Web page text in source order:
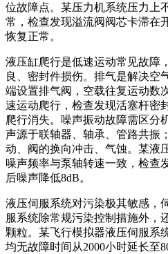
位故障点。某压力机系统压力上
常，检查发现溢流阀阀芯卡滞在
恢复正常。
液压缸爬行是低速运动常见故障
良、密封件损伤。排气是解决空
端设置排气阀，空载往复运动数
速运动爬行，检查发现活塞杆密
爬行消失。噪声振动故障需区分
声源于联轴器、轴承、管路共振
动、阀的换向冲击、气蚀。某液
噪声频率与泵轴转速一致，检查
后噪声降低8dB。
液压伺服系统对污染极其敏感，
服系统除常规污染控制措施外，
颗粒。某飞行模拟器液压伺服系
均无故障时间从2000小时延长至